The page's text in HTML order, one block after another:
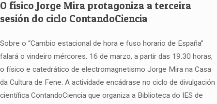
O físico Jorge Mira protagoniza a terceira
sesión do ciclo ContandoCiencia
Sobre o “Cambio estacional de hora e fuso horario de España”
falará o vindeiro mércores, 16 de marzo, a partir das 19.30 horas,
o físico e catedrático de electromagnetismo Jorge Mira na Casa
da Cultura de Fene. A actividade encádrase no ciclo de divulgación
científica ContandoCiencia que organiza a Biblioteca do IES de